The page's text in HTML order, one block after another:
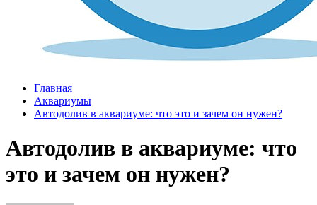
Главная
Аквариумы
Автодолив в аквариуме: что это и зачем он нужен?
Автодолив в аквариуме: что
это и зачем он нужен?